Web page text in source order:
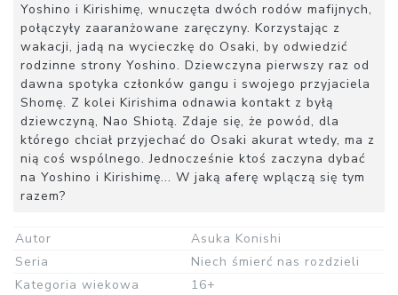
Yoshino i Kirishimę, wnuczęta dwóch rodów mafijnych,
połączyły zaaranżowane zaręczyny. Korzystając z
wakacji, jadą na wycieczkę do Osaki, by odwiedzić
rodzinne strony Yoshino. Dziewczyna pierwszy raz od
dawna spotyka członków gangu i swojego przyjaciela
Shomę. Z kolei Kirishima odnawia kontakt z byłą
dziewczyną, Nao Shiotą. Zdaje się, że powód, dla
którego chciał przyjechać do Osaki akurat wtedy, ma z
nią coś wspólnego. Jednocześnie ktoś zaczyna dybać
na Yoshino i Kirishimę... W jaką aferę wplączą się tym
razem?
Autor
Asuka Konishi
Seria
Niech śmierć nas rozdzieli
Kategoria wiekowa
16+